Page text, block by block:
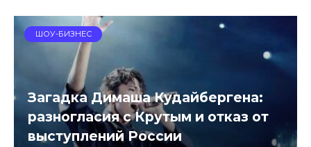
ШОУ-БИЗНЕС
Загадка Димаша Кудайбергена:
разногласия с Крутым и отказ от
выступлений России